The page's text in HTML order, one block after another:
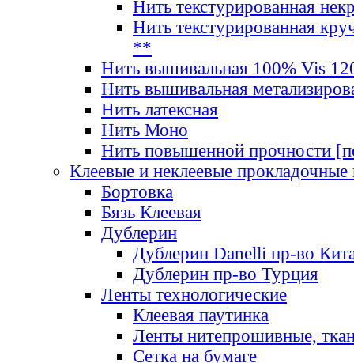
Нить текстурированная
Нить текстурированная
**
Нить вышивальная 100% Vis
Нить вышивальная
Нить латексная
Нить Моно
Нить повышенной прочности
Клеевые и неклеевые прокладочные
Бортовка
Бязь Клеевая
Дублерин
Дублерин Danelli пр-во
Дублерин пр-во Турция
Ленты технологические
Клеевая паутинка
Ленты нитепрошивные,
Сетка на бумаге